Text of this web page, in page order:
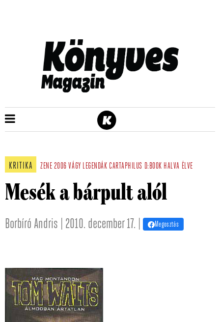
KRITIKA ZENE 2006 VÁGY LEGENDÁK CARTAPHILUS D:BOOK HALVA ÉLVE
Mesék a bárpult alól
Borbíró Andris | 2010. december 17. | Megosztás